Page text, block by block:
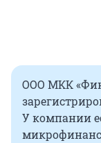
ООО МКК
У компании